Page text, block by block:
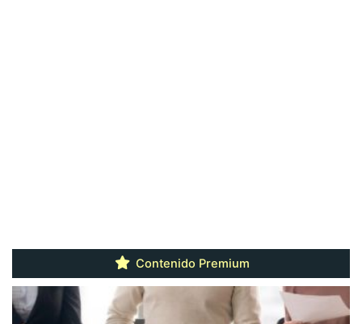
Contenido Premium